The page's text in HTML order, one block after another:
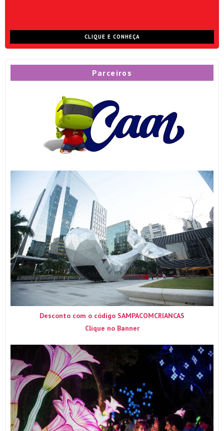
CLIQUE E CONHEÇA
Parceiros
Desconto com o código SAMPACOMCRIANCAS
Clique no Banner